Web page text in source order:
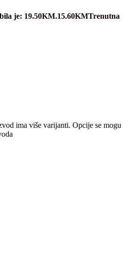
je: 19.50KM.15.60KMTrenutna
ima više varijanti. Opcije se mogu